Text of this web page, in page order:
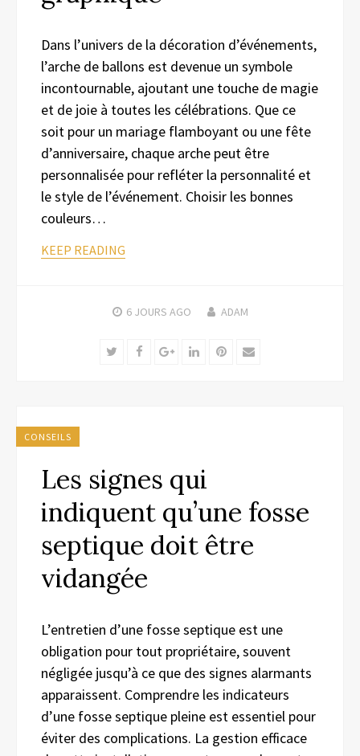
Dans l’univers de la décoration d’événements,
l’arche de ballons est devenue un symbole
incontournable, ajoutant une touche de magie
et de joie à toutes les célébrations. Que ce
soit pour un mariage flamboyant ou une fête
d’anniversaire, chaque arche peut être
personnalisée pour refléter la personnalité et
le style de l’événement. Choisir les bonnes
couleurs…
KEEP READING
6 JOURS AGO ADAM
TwitterFacebookGoogle+LinkedInPinterest
Email
CONSEILS
Les signes qui
indiquent qu’une fosse
septique doit être
vidangée
L’entretien d’une fosse septique est une
obligation pour tout propriétaire, souvent
négligée jusqu’à ce que des signes alarmants
apparaissent. Comprendre les indicateurs
d’une fosse septique pleine est essentiel pour
éviter des complications. La gestion efficace